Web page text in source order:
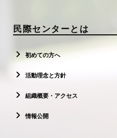
民際センターとは
初めての方へ
活動理念と方針
組織概要・アクセス
情報公開